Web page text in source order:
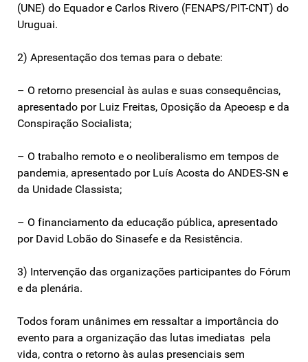
(UNE) do Equador e Carlos Rivero (FENAPS/PIT-CNT) do
Uruguai.
2) Apresentação dos temas para o debate:
– O retorno presencial às aulas e suas consequências,
apresentado por Luiz Freitas, Oposição da Apeoesp e da
Conspiração Socialista;
– O trabalho remoto e o neoliberalismo em tempos de
pandemia, apresentado por Luís Acosta do ANDES-SN e
da Unidade Classista;
– O financiamento da educação pública, apresentado
por David Lobão do Sinasefe e da Resistência.
3) Intervenção das organizações participantes do Fórum
e da plenária.
Todos foram unânimes em ressaltar a importância do
evento para a organização das lutas imediatas pela
vida, contra o retorno às aulas presenciais sem